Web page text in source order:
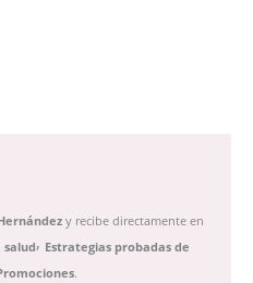
y recibe directamente en
salud, Estrategias probadas de
.